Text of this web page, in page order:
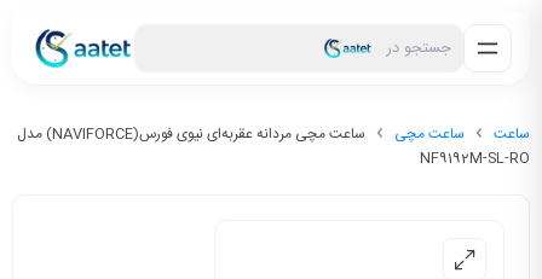
جستجو در
ساعت ساعت مچی
ساعت مچی مردانه عقربه‌ای نیوی فورس(NAVIFORCE) مدل
NF9192M-SL-RO